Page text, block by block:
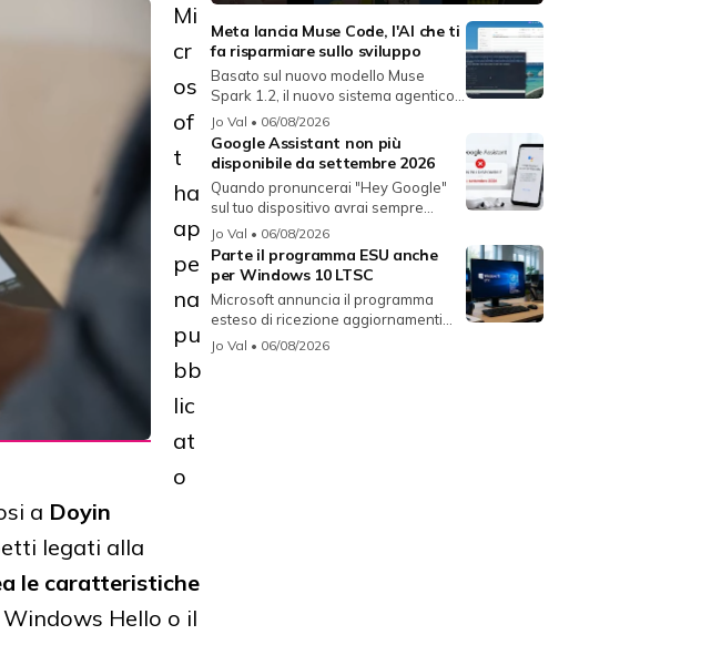
Mi
cr
os
of
t
ha
ap
pe
na
pu
bb
lic
at
o
a Doyin
legati alla
le caratteristiche
Windows Hello o il
Meta lancia Muse Code, l'AI che ti
fa risparmiare sullo sviluppo
Basato sul nuovo modello Muse
Spark 1.2, il nuovo sistema agentico
fun...
Jo Val • 06/08/2026
Google Assistant non più
disponibile da settembre 2026
Quando pronuncerai "Hey Google"
sul tuo dispositivo avrai sempre
Gemin...
Jo Val • 06/08/2026
Parte il programma ESU anche
per Windows 10 LTSC
Microsoft annuncia il programma
esteso di ricezione aggiornamenti
per...
Jo Val • 06/08/2026